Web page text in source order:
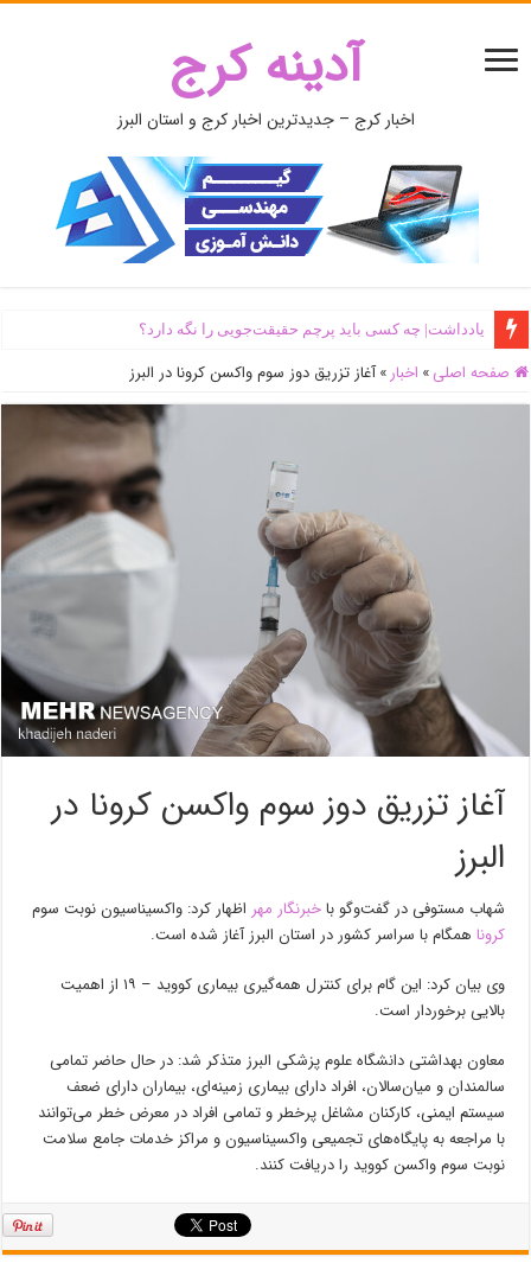
آدینه کرج
اخبار کرج – جدیدترین اخبار کرج و استان البرز
یادداشت| ‌چه کسی باید پرچم حقیقت‌جویی را نگه دارد؟
صفحه اصلی » اخبار » آغاز تزریق دوز سوم واکسن کرونا در البرز
آغاز تزریق دوز سوم واکسن کرونا در
البرز
شهاب مستوفی در گفت‌وگو باخبرنگار مهر اظهار کرد: واکسیناسیون نوبت سوم
کرونا همگام با سراسر کشور در استان البرز آغاز شده است.
وی بیان کرد: این گام برای کنترل همه‌گیری بیماری کووید – ۱۹ از اهمیت
بالایی برخوردار است.
معاون بهداشتی دانشگاه علوم پزشکی البرز متذکر شد: در حال حاضر تمامی
سالمندان و میان‌سالان، افراد دارای بیماری زمینه‌ای، بیماران دارای ضعف
سیستم ایمنی، کارکنان مشاغل پرخطر و تمامی افراد در معرض خطر می‌توانند
با مراجعه به پایگاه‌های تجمیعی واکسیناسیون و مراکز خدمات جامع سلامت
نوبت سوم واکسن کووید را دریافت کنند.